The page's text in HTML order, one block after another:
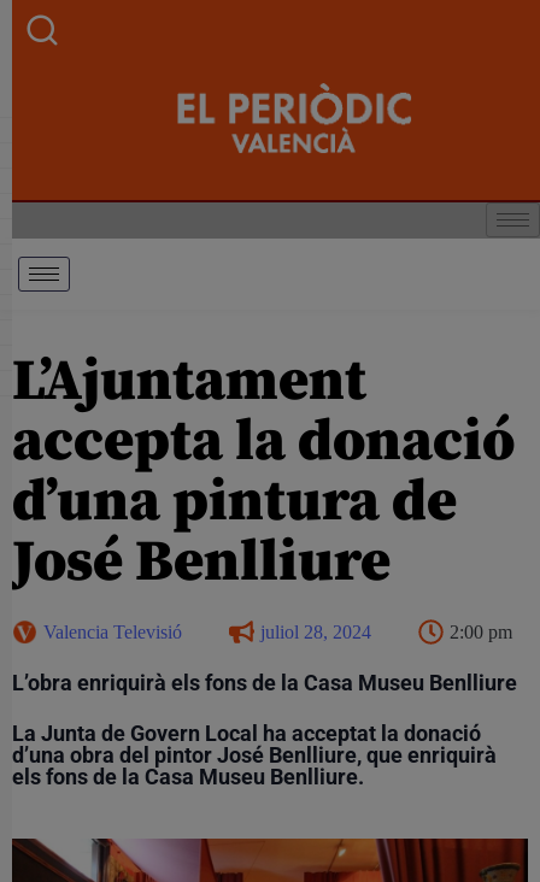
L’Ajuntament
accepta la donació
d’una pintura de
José Benlliure
Valencia Televisió juliol 28, 2024 2:00 pm
L’obra enriquirà els fons de la Casa Museu Benlliure
La Junta de Govern Local ha acceptat la donació
d’una obra del pintor José Benlliure, que enriquirà
els fons de la Casa Museu Benlliure.